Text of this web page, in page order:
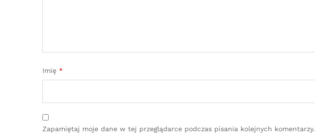
Imię *
Zapamiętaj moje dane w tej przeglądarce podczas pisania kolejnych komentarzy.